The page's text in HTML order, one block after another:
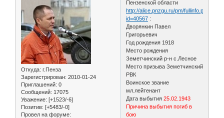
Откуда: г.Пенза
Зарегистрирован: 2010-01-24
Приглашений: 0
Сообщений: 17075
Уважение: [+1523/-6]
Позитив: [+5483/-0]
Провел на форуме:
Пензенской области
http://alice.pnzgu.ru/pm/fullinfo.php?
id=40567 :
Дворянкин Павел
Григорьевич
Год рождения 1918
Место рождения
Земетчинский р-н с.Лесное
Место призыва Земетчинский
РВК
Воинское звание
мл.лейтенант
Дата выбытия25.02.1943
Причина выбытия погиб в
бою